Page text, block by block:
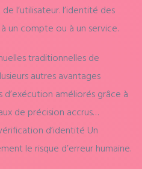
l’utilisateur. l’identité des
un compte ou à un service.
traditionnelles de
autres avantages
améliorés grâce à
de précision accrus…
d’identité Un
le risque d’erreur humaine.